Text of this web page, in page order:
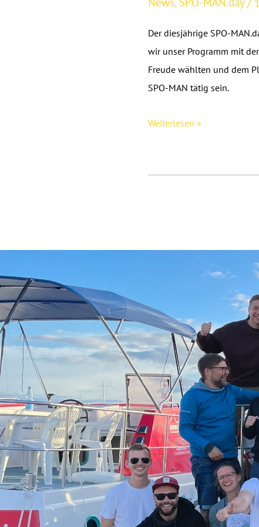
Der diesjährige SPO-
wir unser Programm mit
Freude wählten und dem
SPO-MAN tätig sein.
Mitgliederversammlung
des
Weiterlesen »